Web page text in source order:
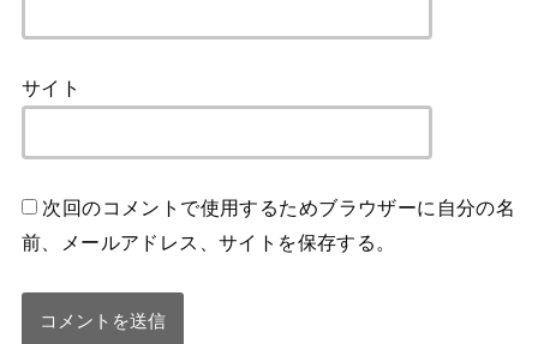
サイト
次回のコメントで使用するためブラウザーに自分の名
前、メールアドレス、サイトを保存する。